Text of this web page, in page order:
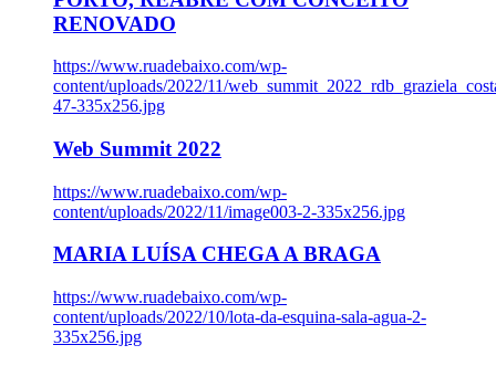
RENOVADO
https://www.ruadebaixo.com/wp-
content/uploads/2022/11/
47-335x256.jpg
Web Summit 2022
https://www.ruadebaixo.com/wp-
content/uploads/2022/11/image003-2-335x256.jpg
MARIA LUÍSA CHEGA A BRAGA
https://www.ruadebaixo.com/wp-
content/uploads/2022/10/lota-da-esquina-sala-agua-2-
335x256.jpg